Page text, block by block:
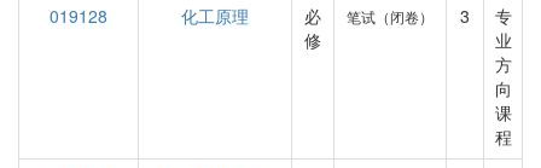
019128
化工原理
必
修
笔试（闭卷） 3
专
业
方
向
课
程